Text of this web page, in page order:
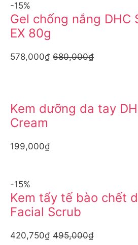
-15%
Gel chống nắng DHC
EX 80g
578,000₫ 680,000₫
Kem dưỡng da tay
Cream
199,000₫
-15%
Kem tẩy tế bào chết
Facial Scrub
420,750₫ 495,000₫